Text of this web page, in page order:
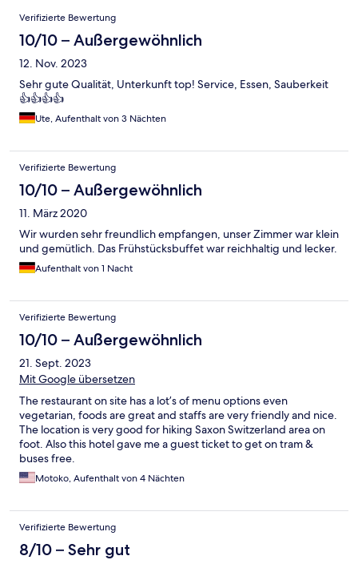
Bewertungen
Verifizierte Bewertung
10/10 – Außergewöhnlich
12. Nov. 2023
Sehr gute Qualität, Unterkunft top! Service, Essen, Sauberkeit
👍👍👍👍
Ute, Aufenthalt von 3 Nächten
Verifizierte Bewertung
10/10 – Außergewöhnlich
11. März 2020
Wir wurden sehr freundlich empfangen, unser Zimmer war klein
und gemütlich. Das Frühstücksbuffet war reichhaltig und lecker.
Aufenthalt von 1 Nacht
Verifizierte Bewertung
10/10 – Außergewöhnlich
21. Sept. 2023
Mit Google übersetzen
The restaurant on site has a lot’s of menu options even
vegetarian, foods are great and staffs are very friendly and nice.
The location is very good for hiking Saxon Switzerland area on
foot. Also this hotel gave me a guest ticket to get on tram &
buses free.
Motoko, Aufenthalt von 4 Nächten
Verifizierte Bewertung
8/10 – Sehr gut